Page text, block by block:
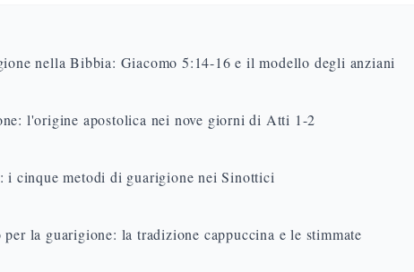
nella Bibbia: Giacomo 5:14-16 e il modello degli anziani
l'origine apostolica nei nove giorni di Atti 1-2
i cinque metodi di guarigione nei Sinottici
la guarigione: la tradizione cappuccina e le stimmate